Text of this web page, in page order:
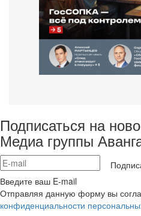
Подписаться на
Медиа группы
Введите ваш E-mail
Отправляя данную форму вы
конфиденциальности